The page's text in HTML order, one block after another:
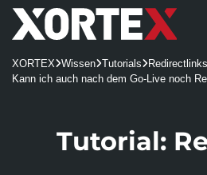
Leistungen
Leistungen
UX/UI-Design
Software
CMS
Referenzen
REDX Websites & Onlineshops
Benefits
Webagentur

XORTEXWissenTutorials Redirectlinks
Kann ich auch nach dem Go-Live noch
Tutorial: